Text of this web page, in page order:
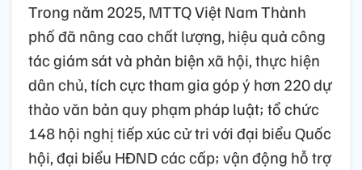
Trong năm 2025, MTTQ Việt Nam Thành
phố đã nâng cao chất lượng, hiệu quả công
tác giám sát và phản biện xã hội, thực hiện
dân chủ, tích cực tham gia góp ý hơn 220 dự
thảo văn bản quy phạm pháp luật; tổ chức
148 hội nghị tiếp xúc cử tri với đại biểu Quốc
hội, đại biểu HĐND các cấp; vận động hỗ trợ